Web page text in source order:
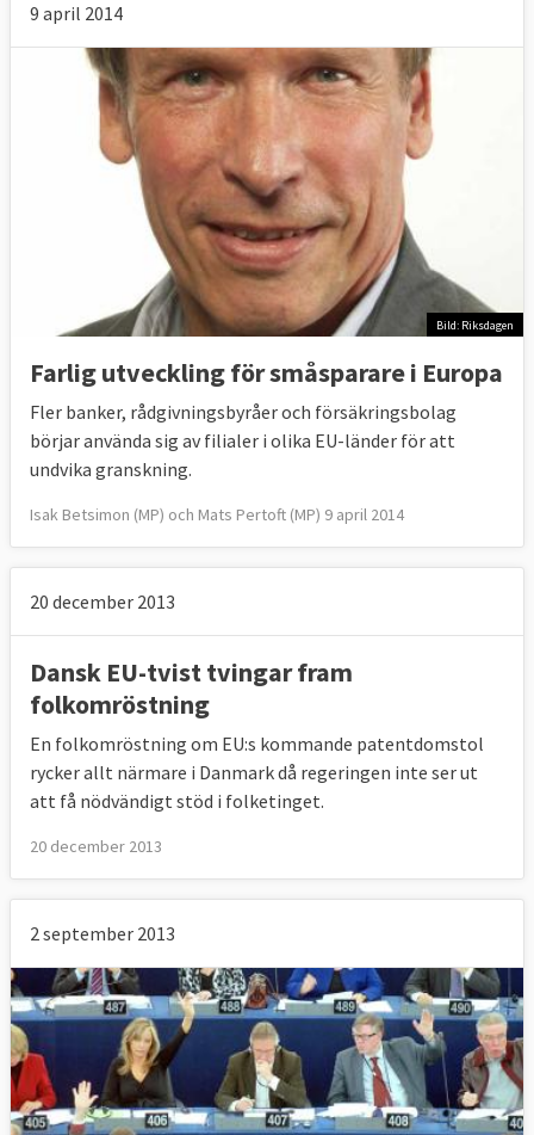
9 april 2014
Bild: Riksdagen
Farlig utveckling för småsparare i Europa
Fler banker, rådgivningsbyråer och försäkringsbolag
börjar använda sig av filialer i olika EU-länder för att
undvika granskning.
Isak Betsimon (MP) och Mats Pertoft (MP) 9 april 2014
20 december 2013
Dansk EU-tvist tvingar fram
folkomröstning
En folkomröstning om EU:s kommande patentdomstol
rycker allt närmare i Danmark då regeringen inte ser ut
att få nödvändigt stöd i folketinget.
20 december 2013
2 september 2013